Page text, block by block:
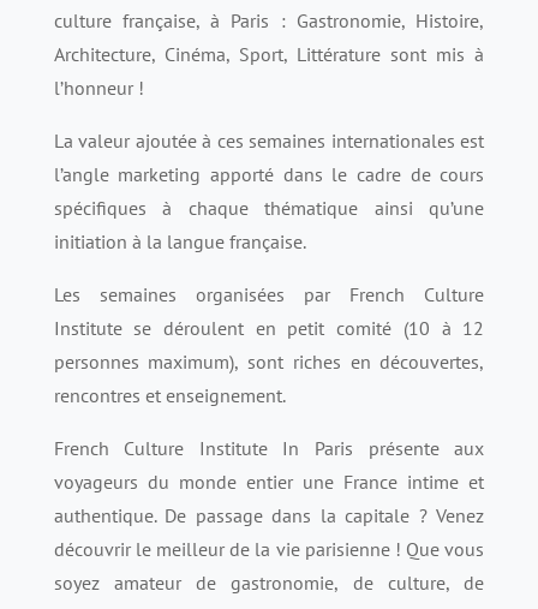
culture française, à Paris : Gastronomie, Histoire,
Architecture, Cinéma, Sport, Littérature sont mis à
l’honneur !
La valeur ajoutée à ces semaines internationales est
l’angle marketing apporté dans le cadre de cours
spécifiques à chaque thématique ainsi qu’une
initiation à la langue française.
Les semaines organisées par French Culture
Institute se déroulent en petit comité (10 à 12
personnes maximum), sont riches en découvertes,
rencontres et enseignement.
French Culture Institute In Paris présente aux
voyageurs du monde entier une France intime et
authentique. De passage dans la capitale ? Venez
découvrir le meilleur de la vie parisienne ! Que vous
soyez amateur de gastronomie, de culture, de